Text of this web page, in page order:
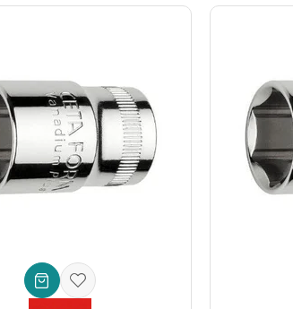
hassasiyetten ödün vermeden maksimum